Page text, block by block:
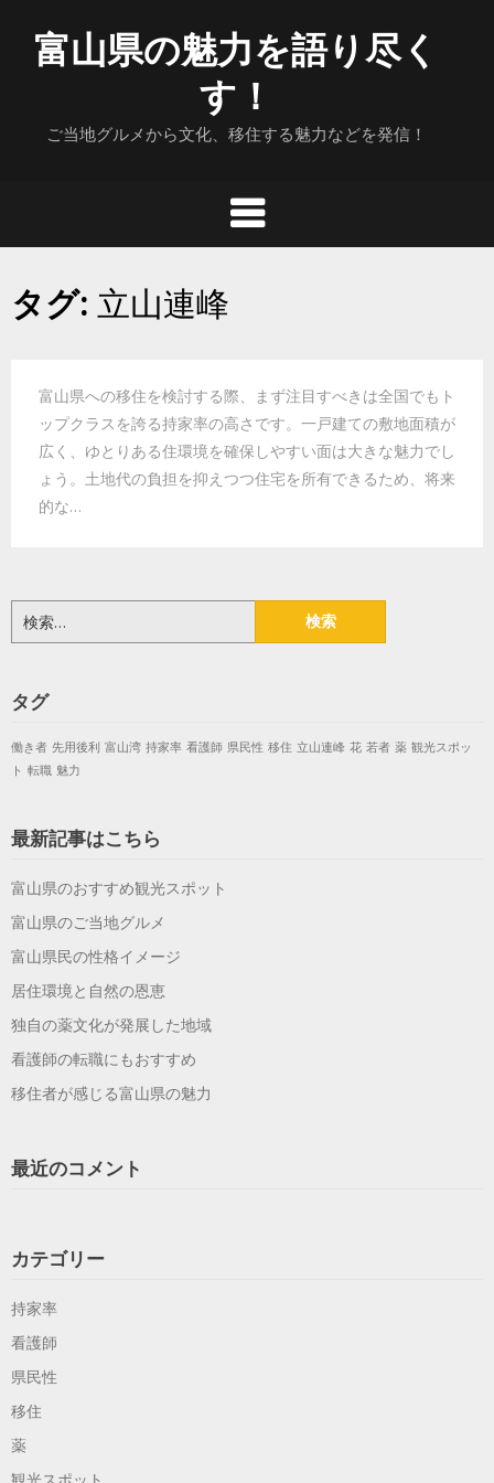
content富山県の魅力を語り尽く
す！
ご当地グルメから文化、移住する魅力などを発信！
タグ: 立山連峰
富山県への移住を検討する際、まず注目すべきは全国でもト
ップクラスを誇る持家率の高さです。一戸建ての敷地面積が
広く、ゆとりある住環境を確保しやすい面は大きな魅力でし
ょう。土地代の負担を抑えつつ住宅を所有できるため、将来
的な…
索:
タグ
働き者 先用後利 富山湾 持家率 看護師 県民性 移住 立山連峰 花 若者 薬 観光スポッ
ト 転職 魅力
最新記事はこちら
富山県のおすすめ観光スポット
富山県のご当地グルメ
富山県民の性格イメージ
居住環境と自然の恩恵
独自の薬文化が発展した地域
看護師の転職にもおすすめ
移住者が感じる富山県の魅力
最近のコメント
カテゴリー
持家率
看護師
県民性
移住
薬